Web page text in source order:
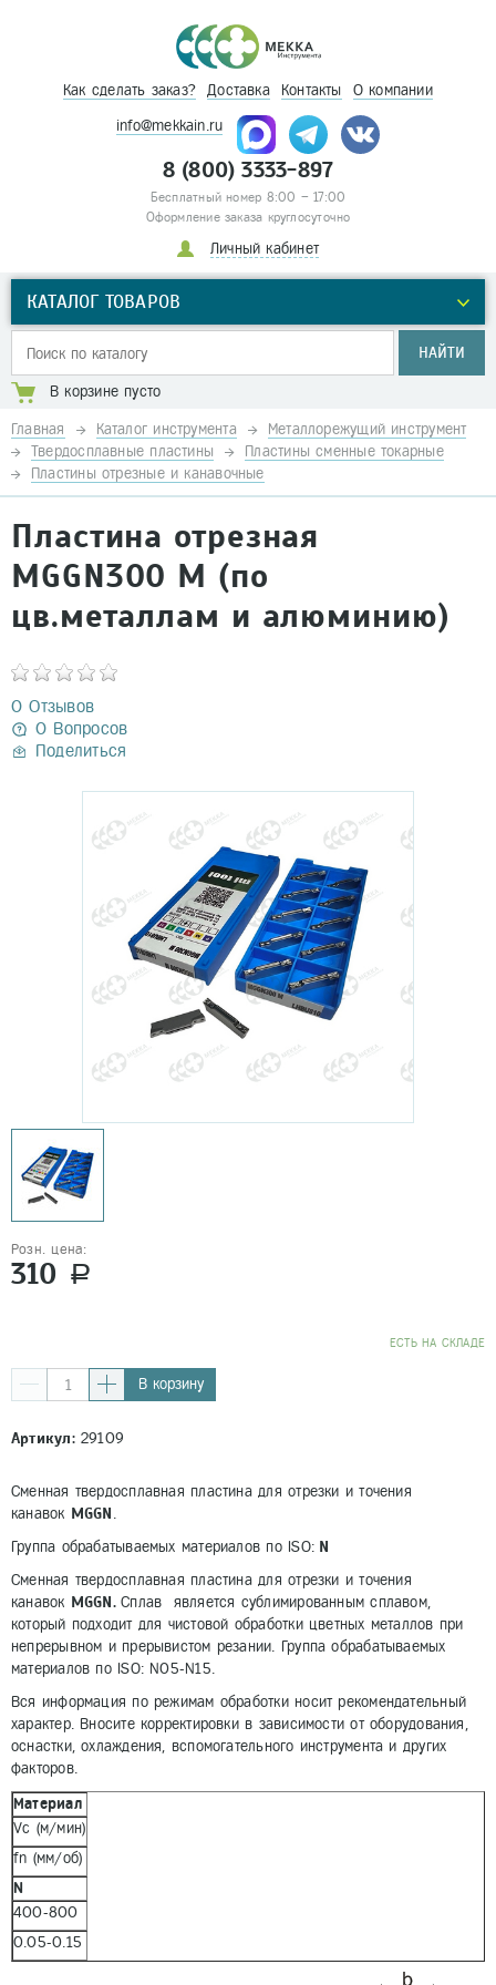
Как сделать заказ? Доставка Контакты О компании
info@mekkain.ru
8 (800) 3333-897
Бесплатный номер 8:00 – 17:00
Оформление заказа круглосуточно
Личный кабинет
КАТАЛОГ ТОВАРОВ
НАЙТИ
В корзине пусто
Главная Каталог инструмента
Металлорежущий инструмент
Твердосплавные пластины
Пластины сменные токарные
Пластины отрезные и канавочные
Пластина отрезная
MGGN300 M (по
цв.металлам и алюминию)
0 Отзывов
0 Вопросов
Поделиться
Розн. цена:
310 a
EСТЬ НА СКЛАДЕ
В корзину
Артикул:29109
Сменная твердосплавная пластина для отрезки и точения
канавок MGGN .
Группа обрабатываемых материалов по ISO:N
Сменная твердосплавная пластина для отрезки и точения
канавок MGGN.Сплав является сублимированным сплавом,
который подходит для чистовой обработки цветных металлов при
непрерывном и прерывистом резании. Группа обрабатываемых
материалов по ISO: N05-N15.
Вся информация по режимам обработки носит рекомендательный
характер. Вносите корректировки в зависимости от оборудования,
оснастки, охлаждения, вспомогательного инструмента и других
факторов.
Материал
Vc (м/мин)
fn (мм/об)
N
400-800
0.05-0.15